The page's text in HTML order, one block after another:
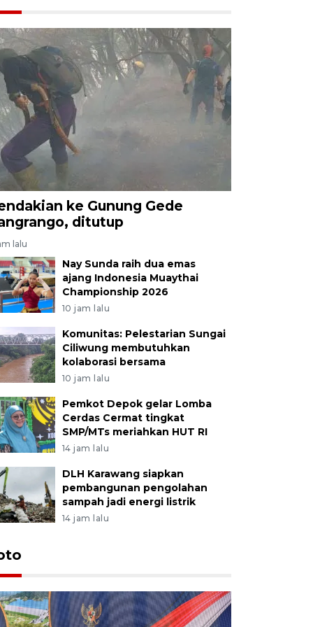
ke Gunung Gede
ditutup
lalu
Nay Sunda raih dua emas
ajang Indonesia Muaythai
Championship 2026
10 jam lalu
Komunitas: Pelestarian Sungai
Ciliwung membutuhkan
kolaborasi bersama
10 jam lalu
Pemkot Depok gelar Lomba
Cerdas Cermat tingkat
SMP/MTs meriahkan HUT RI
14 jam lalu
DLH Karawang siapkan
pembangunan pengolahan
sampah jadi energi listrik
14 jam lalu